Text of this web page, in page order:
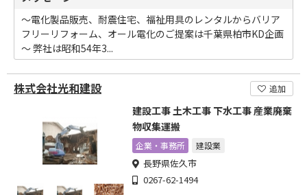
～電化製品販売、耐震住宅、福祉用具のレンタルからバリア
フリーリフォーム、オール電化のご提案は千葉県柏市KD企画
～ 弊社は昭和54年3...
株式会社光和建設 追加
建設工事 土木工事 下水工事 産業廃棄
物収集運搬
企業・事務所 建設業
長野県佐久市
0267-62-1494